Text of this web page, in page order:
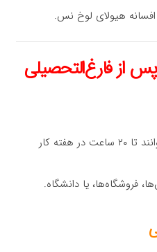
هیولای لوخ نس.
از فارغ‌التحصیلی
دانشجویان بین‌المللی می‌توانند تا ۲۰ ساعت در هفته کار
فروشگاه‌ها، یا دانشگاه.